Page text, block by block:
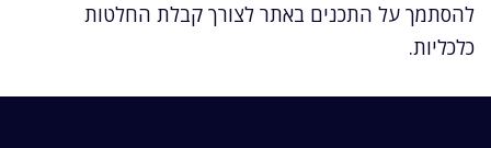
להסתמך על התכנים באתר לצורך קבלת החלטות
כלכליות.